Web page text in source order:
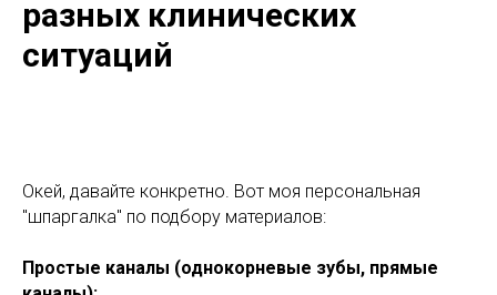
разных клинических
ситуаций
Окей, давайте конкретно. Вот моя персональная
"шпаргалка" по подбору материалов:
Простые каналы (однокорневые зубы, прямые